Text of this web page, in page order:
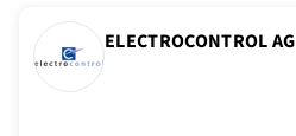
ELECTROCONTROL AG